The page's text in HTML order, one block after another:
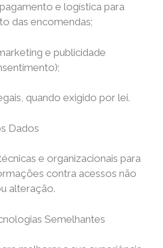
e logística para
das encomendas;
e publicidade
quando exigido por lei.
Dados
e organizacionais para
contra acessos não
alteração.
Semelhantes